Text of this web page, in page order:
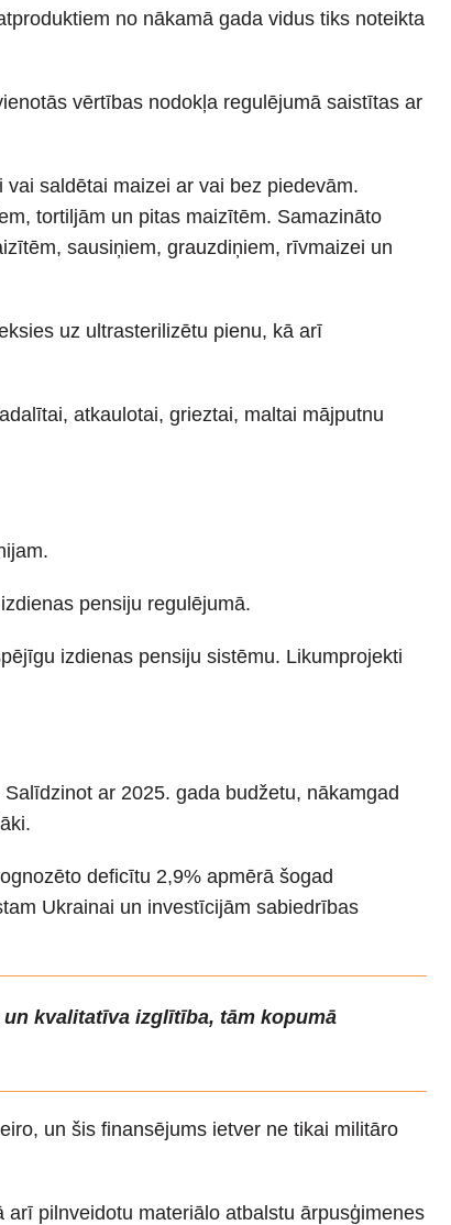
no nākamā gada vidus tiks noteikta
vērtības nodokļa regulējumā saistītas ar
saldētai maizei ar vai bez piedevām.
tortiljām un pitas maizītēm. Samazināto
sausiņiem, grauzdiņiem, rīvmaizei un
uz ultrasterilizētu pienu, kā arī
atkaulotai, grieztai, maltai mājputnu
pensiju regulējumā.
izdienas pensiju sistēmu. Likumprojekti
ar 2025. gada budžetu, nākamgad
deficītu 2,9% apmērā šogad
Ukrainai un investīcijām sabiedrības
kvalitatīva izglītība, tām kopumā
un šis finansējums ietver ne tikai militāro
pilnveidotu materiālo atbalstu ārpusģimenes